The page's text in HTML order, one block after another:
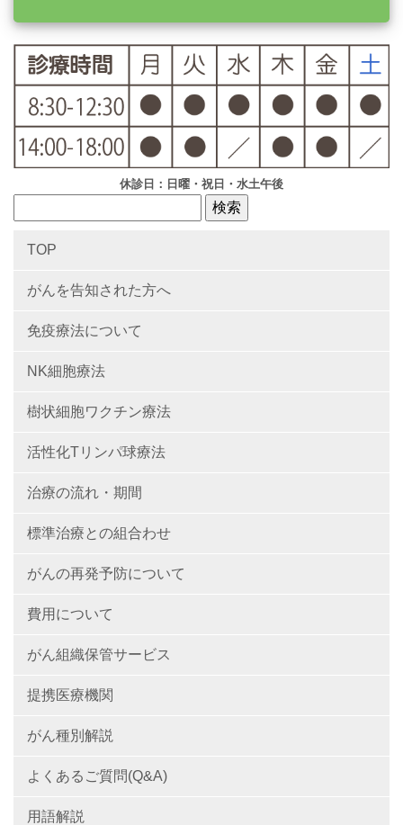
休診日：日曜・祝日・水土午後
TOP
がんを告知された方へ
免疫療法について
NK細胞療法
樹状細胞ワクチン療法
活性化Tリンパ球療法
治療の流れ・期間
標準治療との組合わせ
がんの再発予防について
費用について
がん組織保管サービス
提携医療機関
がん種別解説
よくあるご質問(Q&A)
用語解説